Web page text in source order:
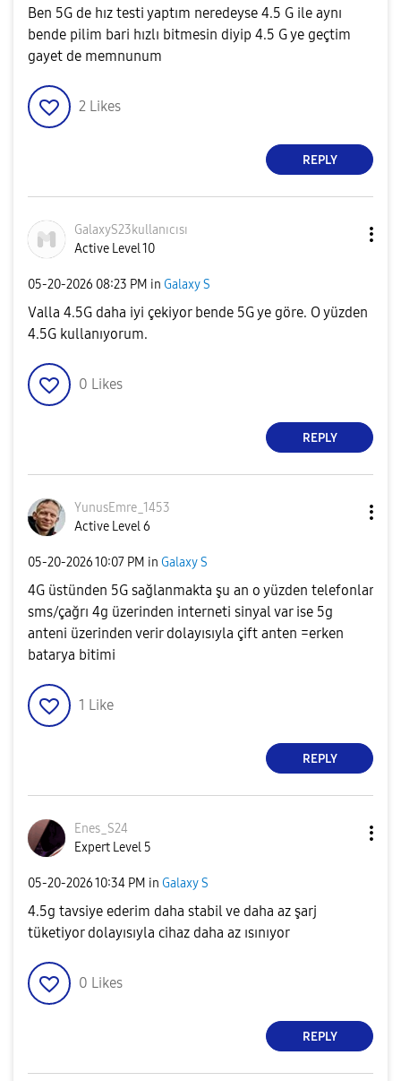
Ben 5G de hız testi yaptım neredeyse 4.5 G ile aynı
bende pilim bari hızlı bitmesin diyip 4.5 G ye geçtim
gayet de memnunum
2 Likes
REPLY
GalaxyS23kullanıcısı
Active Level 10
‎05-20-2026 08:23 PM in Galaxy S
Valla 4.5G daha iyi çekiyor bende 5G ye göre. O yüzden
4.5G kullanıyorum.
0 Likes
REPLY
YunusEmre_1453
Active Level 6
‎05-20-202610:07 PM in Galaxy S
4G üstünden 5G sağlanmakta şu an o yüzden telefonlar
sms/çağrı 4g üzerinden interneti sinyal var ise 5g
anteni üzerinden verir dolayısıyla çift anten =erken
batarya bitimi
1 Like
REPLY
Enes_S24
Expert Level 5
‎05-20-202610:34 PM in Galaxy S
4.5g tavsiye ederim daha stabil ve daha az şarj
tüketiyor dolayısıyla cihaz daha az ısınıyor
0 Likes
REPLY